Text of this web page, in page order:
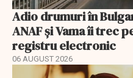
Adio drumuri în
ANAF și Vama îi trec
registru electronic
06 AUGUST 2026